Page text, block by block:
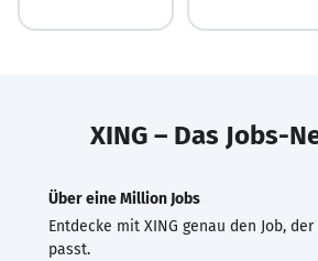
XING – Das Jobs-
Über eine Million Jobs
Entdecke mit XING genau den Job,
passt.